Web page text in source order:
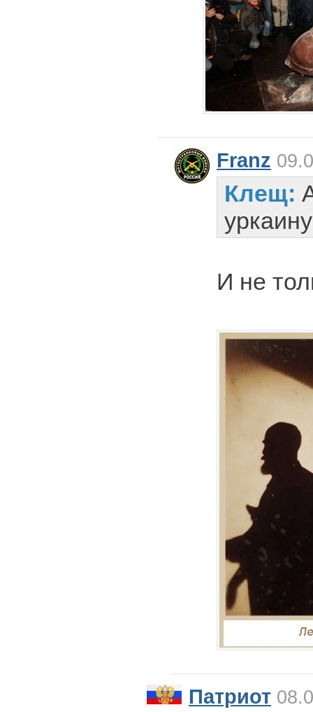
Franz
Клещ:
И не
Патриот